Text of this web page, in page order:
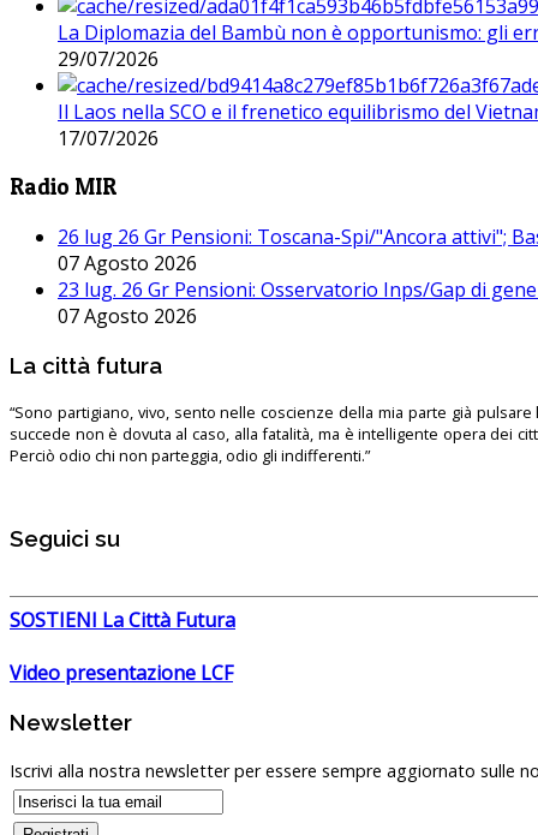
La Diplomazia del Bambù non è opportunismo: gli
29/07/2026
Il Laos nella SCO e il frenetico equilibrismo del
17/07/2026
Radio MIR
26 lug 26 Gr Pensioni: Toscana-Spi/"Ancora attivi";
07 Agosto 2026
23 lug. 26 Gr Pensioni: Osservatorio Inps/Gap di
07 Agosto 2026
La città futura
“Sono partigiano, vivo, sento nelle coscienze della mia parte già pulsare
succede non è dovuta al caso, alla fatalità, ma è intelligente opera dei
Perciò odio chi non parteggia, odio gli indifferenti.”
Seguici su
SOSTIENI La Città Futura
Video presentazione LCF
Newsletter
Iscrivi alla nostra newsletter per essere sempre aggiornato sulle